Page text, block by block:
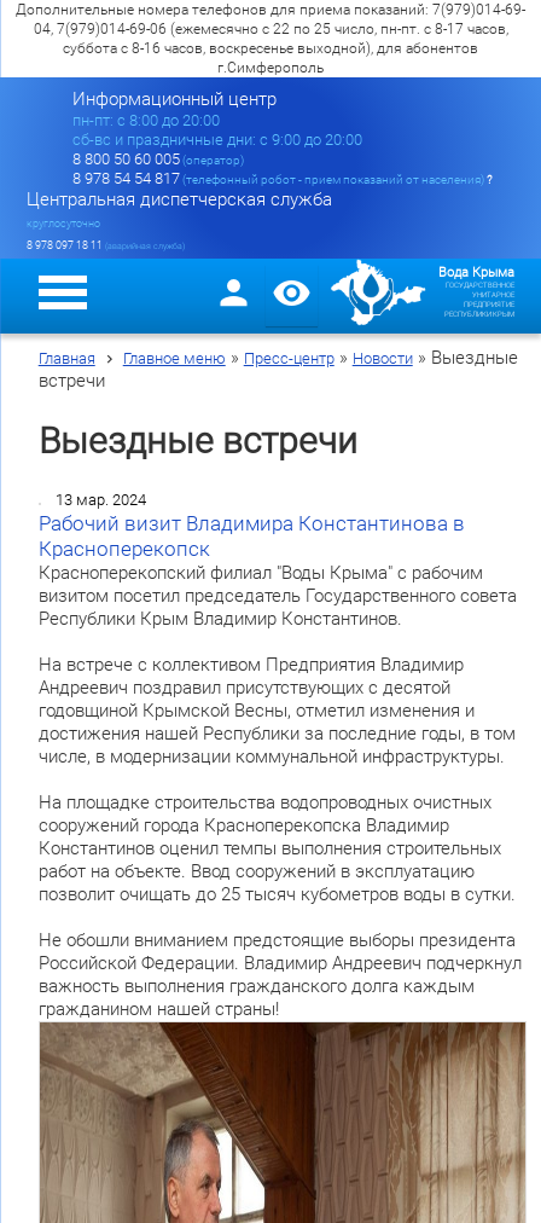
Дополнительные номера телефонов для приема показаний: 7(979)014-69-
04, 7(979)014-69-06 (ежемесячно с 22 по 25 число, пн-пт. с 8-17 часов,
суббота с 8-16 часов, воскресенье выходной), для абонентов
г.Симферополь
Информационный центр
пн-пт: c 8:00 до 20:00
сб-вс и праздничные дни: с 9:00 до 20:00
8 800 50 60 005(оператор)
8 978 54 54 817(телефонный робот - прием показаний от населения)?
Центральная диспетчерская служба
круглосуточно
8 978 097 18 11 (аварийная служба)
Вода Крыма
ГОСУДАРСТВЕННОЕ
УНИТАРНОЕ
ПРЕДПРИЯТИЕ
РЕСПУБЛИКИ КРЫМ
Главная Главное меню » Пресс-центр» Новости» Выездные
встречи
Выездные встречи
13 мар. 2024
Рабочий визит Владимира Константинова в
Красноперекопск
Красноперекопский филиал "Воды Крыма" с рабочим
визитом посетил председатель Государственного совета
Республики Крым Владимир Константинов.
На встрече с коллективом Предприятия Владимир
Андреевич поздравил присутствующих с десятой
годовщиной Крымской Весны, отметил изменения и
достижения нашей Республики за последние годы, в том
числе, в модернизации коммунальной инфраструктуры.
На площадке строительства водопроводных очистных
сооружений города Красноперекопска Владимир
Константинов оценил темпы выполнения строительных
работ на объекте. Ввод сооружений в эксплуатацию
позволит очищать до 25 тысяч кубометров воды в сутки.
Не обошли вниманием предстоящие выборы президента
Российской Федерации. Владимир Андреевич подчеркнул
важность выполнения гражданского долга каждым
гражданином нашей страны!